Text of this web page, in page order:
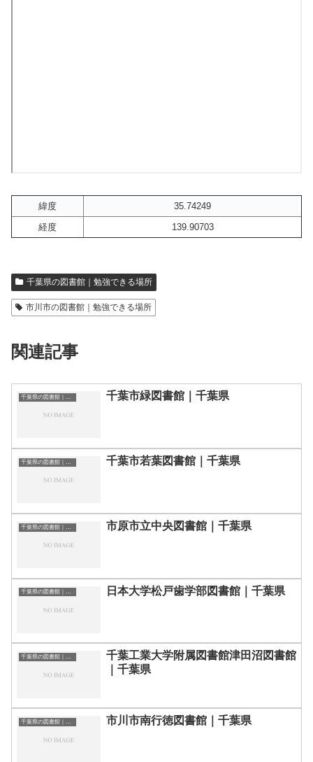
緯度
35.74249
経度
139.90703
千葉県の図書館｜勉強できる場所
市川市の図書館｜勉強できる場所
関連記事
千葉市緑図書館｜千葉県
千葉市若葉図書館｜千葉県
市原市立中央図書館｜千葉県
千葉県の図書館｜勉強できる場所 日本大学松戸歯学部図書館｜千葉県
千葉県の図書館｜勉強できる場所
千葉工業大学附属図書館津田沼図書館
｜千葉県
千葉県の図書館｜勉強できる場所 市川市南行徳図書館｜千葉県